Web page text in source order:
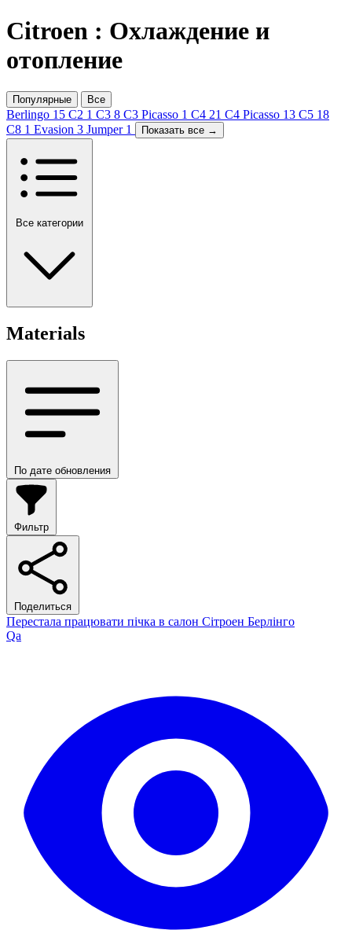
Citroen : Охлаждение и
отопление
Популярные Все
Berlingo 15 C2 1 C3 8 C3 Picasso 1 C4 21 C4 Picasso 13 C5 18
C8 1 Evasion 3 Jumper 1 Показать все →
Все категории
Materials
По дате обновления
Фильтр
Поделиться
Перестала працювати пічка в салон Сітроен Берлінго
Qa